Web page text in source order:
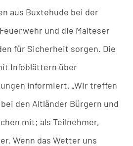
aus Buxtehude bei der
und die Malteser
für Sicherheit sorgen. Die
Infoblättern über
informiert. „Wir treffen
den Altländer Bürgern und
mit; als Teilnehmer,
Wenn das Wetter uns